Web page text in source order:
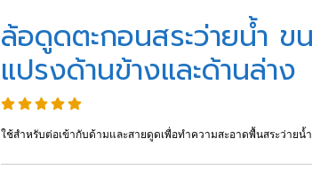
ล้อดูดตะกอนสระว่ายน้ำ
แปรงด้านข้างและด้านล่าง
ใช้สำหรับต่อเข้ากับด้ามและสายดูดเพื่อทำความสะอาดพื้นสระว่ายน้ำ